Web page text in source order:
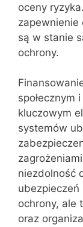
oceny
zapewnienie
są w stanie
ochrony.
społecznym
kluczowym
systemów
niezdolność
ubezpieczeń
ochrony, ale
oraz